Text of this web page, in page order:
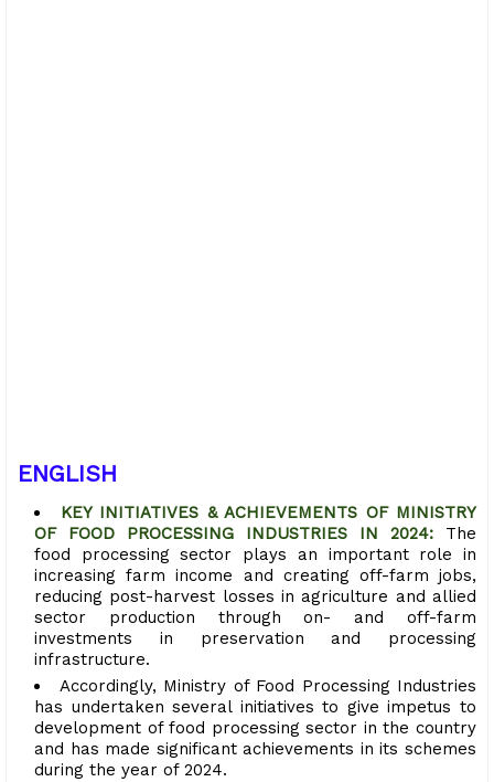
ENGLISH
KEY INITIATIVES & ACHIEVEMENTS OF MINISTRY
OF FOOD PROCESSING INDUSTRIES IN 2024: The
food processing sector plays an important role in
increasing farm income and creating off-farm jobs,
reducing post-harvest losses in agriculture and allied
sector production through on- and off-farm
investments in preservation and processing
infrastructure.
Accordingly, Ministry of Food Processing Industries
has undertaken several initiatives to give impetus to
development of food processing sector in the country
and has made significant achievements in its schemes
during the year of 2024.